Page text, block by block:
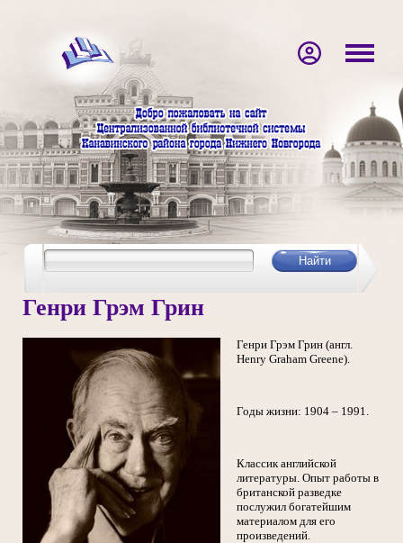
Генри Грэм Грин
Генри Грэм Грин (англ.
Henry Graham Greene).
Годы жизни: 1904 – 1991.
Классик английской
литературы. Опыт работы в
британской разведке
послужил богатейшим
материалом для его
произведений.